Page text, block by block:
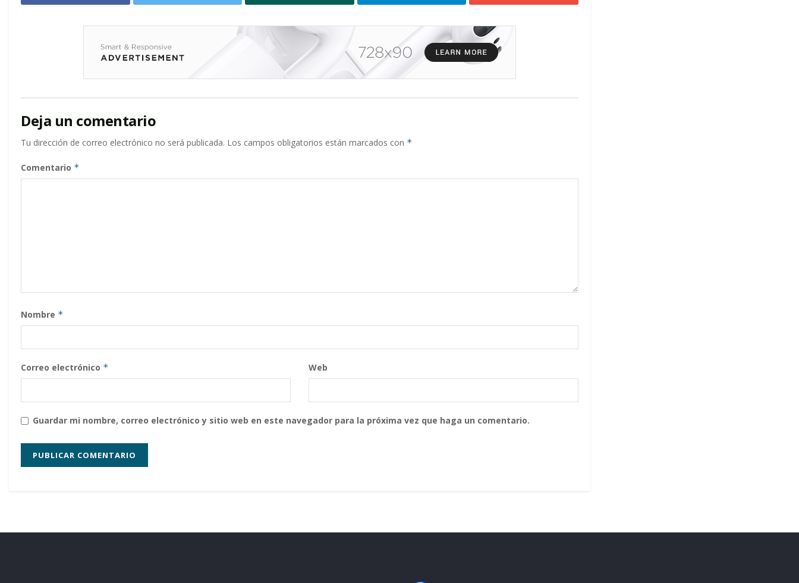
Deja un comentario
Tu dirección de correo electrónico no será publicada. Los campos obligatorios están marcados con *
Comentario *
Nombre *
Correo electrónico * Web
Guardar mi nombre, correo electrónico y sitio web en este navegador para la próxima vez que haga un comentario.